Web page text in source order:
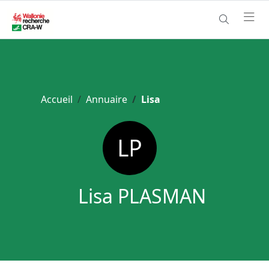
Accueil Annuaire Lisa
Lisa PLASMAN